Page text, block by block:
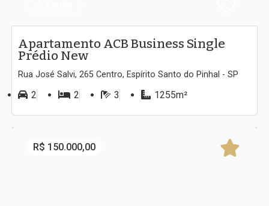
Apartamento ACB Business Single
Prédio New
Rua José Salvi, 265 Centro, Espírito Santo do Pinhal - SP
2 2 3 1255m²
R$ 150.000,00